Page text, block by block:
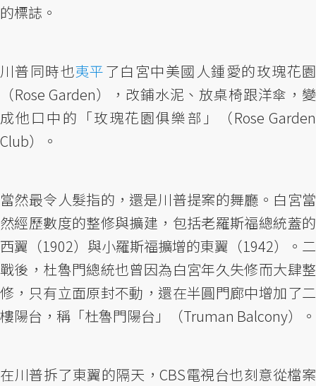
的標誌。
川普同時也夷平了白宮中美國人鍾愛的玫瑰花園
（Rose Garden），改鋪水泥、放桌椅跟洋傘，變
成他口中的「玫瑰花園俱樂部」（Rose Garden
Club）。
當然最令人髮指的，還是川普提案的舞廳。白宮當
然經歷數度的整修與擴建，包括老羅斯福總統蓋的
西翼（1902）與小羅斯福擴增的東翼（1942）。二
戰後，杜魯門總統也曾因為白宮年久失修而大肆整
修，只有立面原封不動，還在半圓門廊中增加了二
樓陽台，稱「杜魯門陽台」（Truman Balcony）。
在川普拆了東翼的隔天，CBS電視台也刻意從檔案